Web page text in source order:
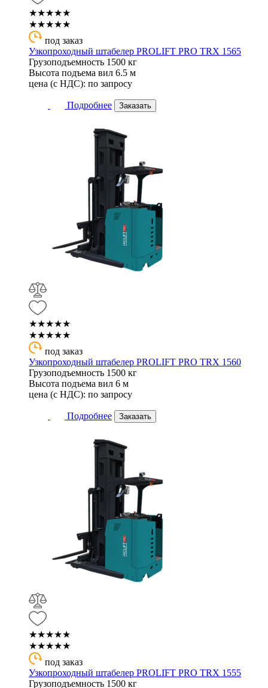
★★★★★
★★★★★
под заказ
Узкопроходный штабелер PROLIFT PRO TRX 1565
Грузоподъемность 1500 кг
Высота подъема вил 6.5 м
цена (с НДС): по запросу
Подробнее Заказать
★★★★★
★★★★★
под заказ
Узкопроходный штабелер PROLIFT PRO TRX 1560
Грузоподъемность 1500 кг
Высота подъема вил 6 м
цена (с НДС): по запросу
Подробнее Заказать
★★★★★
★★★★★
под заказ
Узкопроходный штабелер PROLIFT PRO TRX 1555
Грузоподъемность 1500 кг